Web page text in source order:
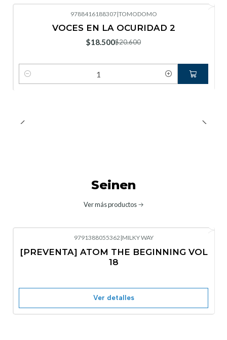
9788416188307|TOMODOMO
VOCES EN LA OCURIDAD 2
$18.500$20.600
Cantidad
Seinen
Ver más productos
9791388055362 |MILKY WAY
[PREVENTA] ATOM THE BEGINNING VOL
18
Ver detalles